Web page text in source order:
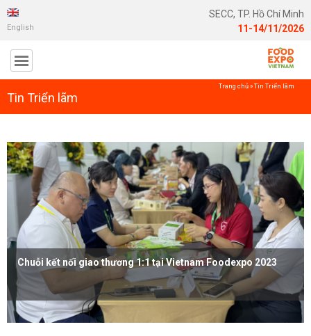
English
SECC, TP. Hồ Chí Minh
11-14/11/2026
Tin Triển lãm
Trang chủ»Tin Triển lãm
Chuỗi kết nối giao thương 1:1 tại Vietnam Foodexpo 2023
Xem thêm